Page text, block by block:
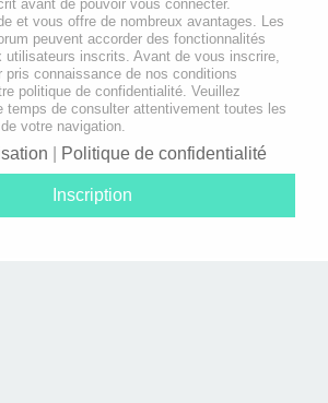
avant de pouvoir vous connecter.
et vous offre de nombreux avantages. Les
peuvent accorder des fonctionnalités
utilisateurs inscrits. Avant de vous inscrire,
pris connaissance de nos conditions
politique de confidentialité. Veuillez
temps de consulter attentivement toutes les
votre navigation.
Politique de confidentialité
Inscription